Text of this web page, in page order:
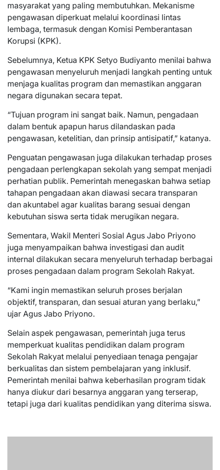
masyarakat yang paling membutuhkan. Mekanisme
pengawasan diperkuat melalui koordinasi lintas
lembaga, termasuk dengan Komisi Pemberantasan
Korupsi (KPK).
Sebelumnya, Ketua KPK Setyo Budiyanto menilai bahwa
pengawasan menyeluruh menjadi langkah penting untuk
menjaga kualitas program dan memastikan anggaran
negara digunakan secara tepat.
“Tujuan program ini sangat baik. Namun, pengadaan
dalam bentuk apapun harus dilandaskan pada
pengawasan, ketelitian, dan prinsip antisipatif,” katanya.
Penguatan pengawasan juga dilakukan terhadap proses
pengadaan perlengkapan sekolah yang sempat menjadi
perhatian publik. Pemerintah menegaskan bahwa setiap
tahapan pengadaan akan diawasi secara transparan
dan akuntabel agar kualitas barang sesuai dengan
kebutuhan siswa serta tidak merugikan negara.
Sementara, Wakil Menteri Sosial Agus Jabo Priyono
juga menyampaikan bahwa investigasi dan audit
internal dilakukan secara menyeluruh terhadap berbagai
proses pengadaan dalam program Sekolah Rakyat.
“Kami ingin memastikan seluruh proses berjalan
objektif, transparan, dan sesuai aturan yang berlaku,”
ujar Agus Jabo Priyono.
Selain aspek pengawasan, pemerintah juga terus
memperkuat kualitas pendidikan dalam program
Sekolah Rakyat melalui penyediaan tenaga pengajar
berkualitas dan sistem pembelajaran yang inklusif.
Pemerintah menilai bahwa keberhasilan program tidak
hanya diukur dari besarnya anggaran yang terserap,
tetapi juga dari kualitas pendidikan yang diterima siswa.